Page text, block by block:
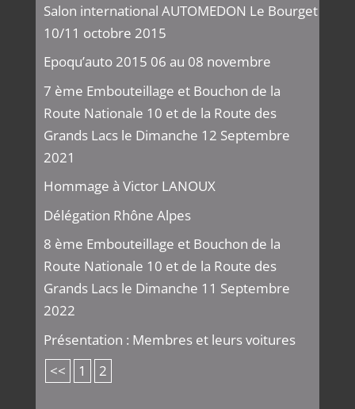
Salon international AUTOMEDON Le Bourget
10/11 octobre 2015
Epoqu’auto 2015 06 au 08 novembre
7 ème Embouteillage et Bouchon de la
Route Nationale 10 et de la Route des
Grands Lacs le Dimanche 12 Septembre
2021
Hommage à Victor LANOUX
Délégation Rhône Alpes
8 ème Embouteillage et Bouchon de la
Route Nationale 10 et de la Route des
Grands Lacs le Dimanche 11 Septembre
2022
Présentation : Membres et leurs voitures
<<
1 2